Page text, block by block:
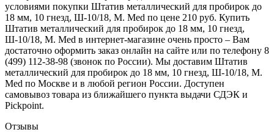
условиями покупки Штатив металлический для пробирок до
18 мм, 10 гнезд, Ш-10/18, M. Med по цене 210 руб. Купить
Штатив металлический для пробирок до 18 мм, 10 гнезд,
Ш-10/18, M. Med в интернет-магазине очень просто – Вам
достаточно оформить заказ онлайн на сайте или по телефону 8
(499) 112-38-98 (звонок по России). Мы доставим Штатив
металлический для пробирок до 18 мм, 10 гнезд, Ш-10/18, M.
Med по Москве и в любой регион России. Доступен
самовывоз товара из ближайшего пункта выдачи СДЭК и
Pickpoint.
Отзывы